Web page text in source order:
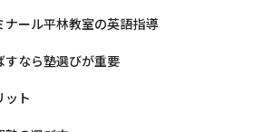
ナール平林教室の英語指導
なら塾選びが重要
ット